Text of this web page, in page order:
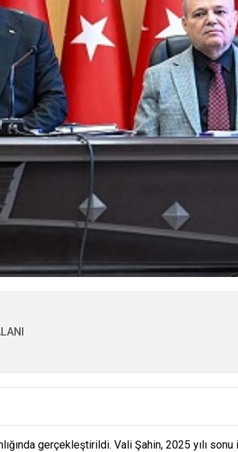
gerçekleştirildi. Vali Şahin, 2025 yılı